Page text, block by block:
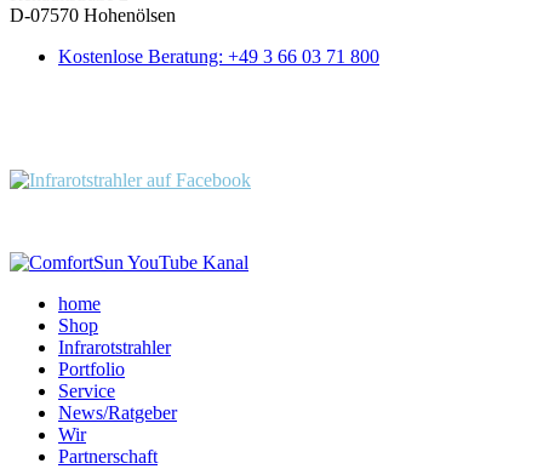
D-07570 Hohenölsen
Kostenlose Beratung: +49 3 66 03 71 800
home
Shop
Infrarotstrahler
Portfolio
Service
News/Ratgeber
Wir
Partnerschaft